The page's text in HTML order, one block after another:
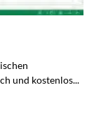
und kostenlos...